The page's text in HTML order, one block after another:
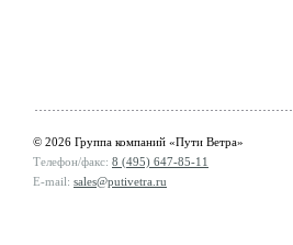
© 2026 Группа компаний «Пути Ветра»
Телефон/факс: 8 (495) 647-85-11
E-mail: sales@putivetra.ru